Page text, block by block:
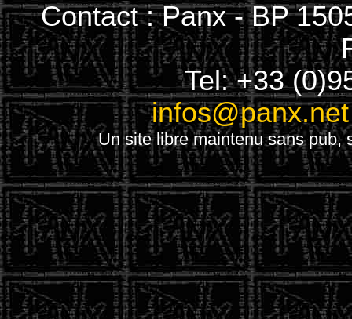
Contact : Panx - BP
Tel: +33
infos@panx.net
Un site libre maintenu sans pub,